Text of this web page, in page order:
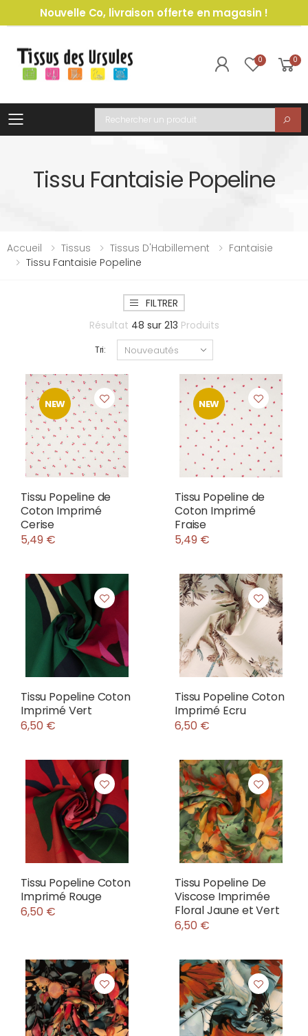
Nouvelle Co, livraison offerte en magasin !
0 0
Toggle mobile menu
Recherche
Tissu Fantaisie Popeline
Accueil Tissus Tissus D'Habillement
Fantaisie
Tissu Fantaisie Popeline
FILTRER
Résultat 48 sur 213 Produits
Tri:
NEW
Tissu Popeline de
Coton Imprimé
Cerise
5,49 €
NEW
Tissu Popeline de
Coton Imprimé
Fraise
5,49 €
Tissu Popeline Coton
Imprimé Vert
6,50 €
Tissu Popeline Coton
Imprimé Ecru
6,50 €
Tissu Popeline Coton
Imprimé Rouge
6,50 €
Tissu Popeline De
Viscose Imprimée
Floral Jaune et Vert
6,50 €